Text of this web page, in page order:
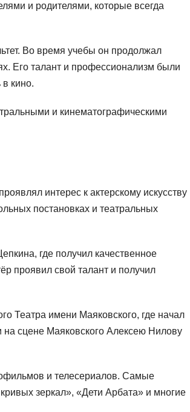
и родителями, которые всегда
Во время учебы он продолжал
Его талант и профессионализм были
кино.
и кинематографическими
интерес к актерскому искусству
постановках и театральных
где получил качественное
проявил свой талант и получил
Театра имени Маяковского, где начал
сцене Маяковского Алексею Нилову
и телесериалов. Самые
зеркал», «Дети Арбата» и многие